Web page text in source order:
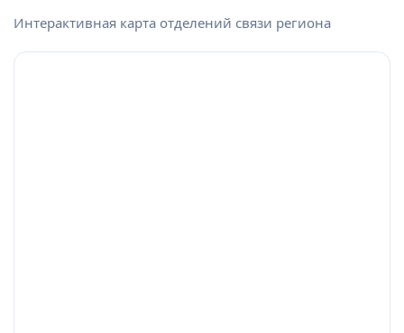
Интерактивная карта отделений связи региона